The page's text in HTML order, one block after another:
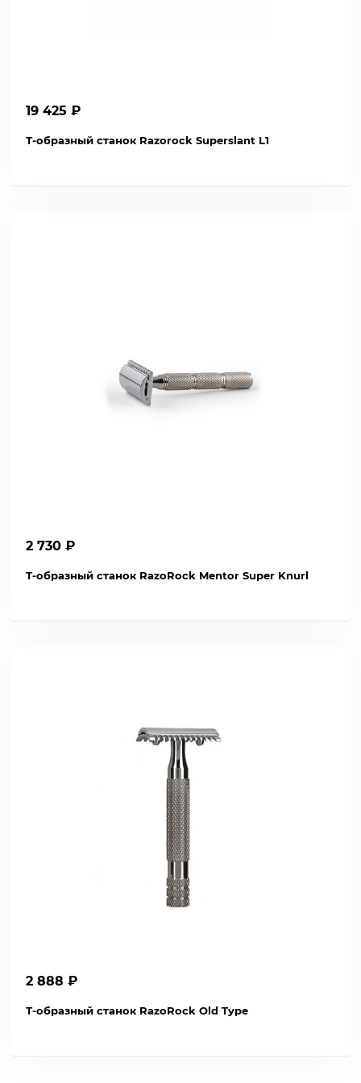
19 425 ₽
Т-образный станок Razorock Superslant L1
2 730 ₽
Т-образный станок RazoRock Mentor Super Knurl
2 888 ₽
Т-образный станок RazoRock Old Type